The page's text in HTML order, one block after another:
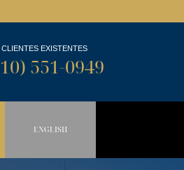
CLIENTES EXISTENTES
551-0949
ENGLISH